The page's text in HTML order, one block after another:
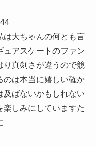
は大ちゃんの何とも言
ュアスケートのファン
り真剣さが違うので競
のは本当に嬉しい確か
及ばないかもしれない
しみにしていますた